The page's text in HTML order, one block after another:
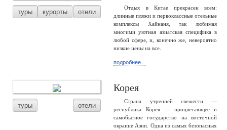
туры курорты отели
Отдых в Китае прекрасен всем:
длинные пляжи и первоклассные отельные
комплексы Хайнаня, так любимая
многими уютная азиатская специфика в
любой сфере, и, конечно же, невероятно
низкие цены на все.
подробнее...
туры отели
Корея
Страна утренней свежести —
республика Корея — процветающее и
самобытное государство на восточной
окраине Азии. Одна из самых безопасных